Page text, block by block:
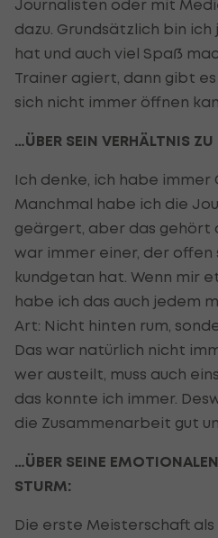
Journalisten oder mit
dazu. Grundsätzlich bin
hat und auch viel Spaß
Trainer agiert, dann gibt
sich nicht immer öffnen
…ÜBER SEIN VERHÄLTNIS
Ich denke, ich habe
Manchmal habe ich die
geärgert, aber das gehört
war immer einer, der offen
kundgetan hat. Wenn mir
habe ich das auch jedem
Art: Nicht hinten rum,
Das war natürlich nicht
wer austeilt, muss auch
das konnte ich immer.
die Zusammenarbeit gut
…ÜBER SEINE
STURM:
Die erste Meisterschaft